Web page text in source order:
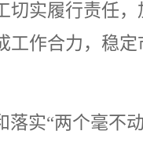
切实履行责任
工作合力，稳
落实“两个毫不